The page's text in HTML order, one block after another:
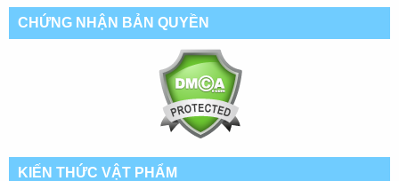
CHỨNG NHẬN BẢN QUYỀN
KIẾN THỨC VẬT PHẨM